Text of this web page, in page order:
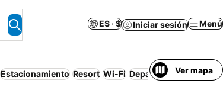
ES · $ Iniciar sesión Menú
Estacionamiento Resort Wi-Fi DepartamentoVer mapa